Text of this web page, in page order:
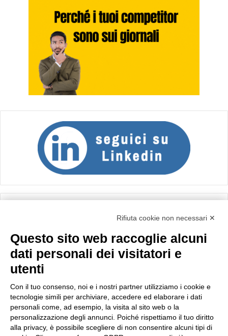
Importo netto (€):
Calcola
Rifiuta cookie non necessari ✕
Questo sito web raccoglie alcuni
dati personali dei visitatori e
utenti
Con il tuo consenso, noi e i nostri partner utilizziamo i cookie e
tecnologie simili per archiviare, accedere ed elaborare i dati
personali come, ad esempio, la visita al sito web o la
personalizzazione degli annunci. Poiché rispettiamo il tuo diritto
alla privacy, è possibile scegliere di non consentire alcuni tipi di